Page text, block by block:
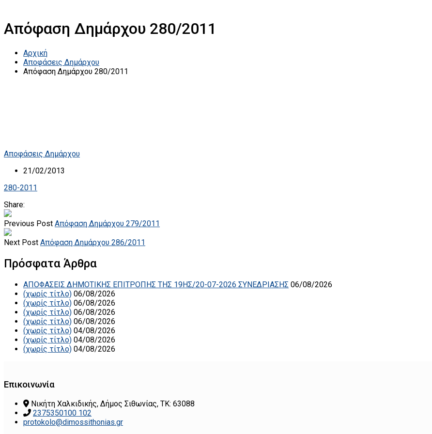
Απόφαση Δημάρχου 280/2011
Αρχική
Αποφάσεις Δημάρχου
Απόφαση Δημάρχου 280/2011
Αποφάσεις Δημάρχου
21/02/2013
280-2011
Share:
Previous Post Απόφαση Δημάρχου 279/2011
Next Post Απόφαση Δημάρχου 286/2011
Πρόσφατα Άρθρα
ΑΠΟΦΑΣΕΙΣ ΔΗΜΟΤΙΚΗΣ ΕΠΙΤΡΟΠΗΣ ΤΗΣ 19ΗΣ/20-07-2026 ΣΥΝΕΔΡΙΑΣΗΣ 06/08/2026
(χωρίς τίτλο) 06/08/2026
(χωρίς τίτλο) 06/08/2026
(χωρίς τίτλο) 06/08/2026
(χωρίς τίτλο) 06/08/2026
(χωρίς τίτλο) 04/08/2026
(χωρίς τίτλο) 04/08/2026
(χωρίς τίτλο) 04/08/2026
Επικοινωνία
Νικήτη Χαλκιδικής, Δήμος Σιθωνίας, ΤΚ: 63088
2375350100 102
protokolo@dimossithonias.gr